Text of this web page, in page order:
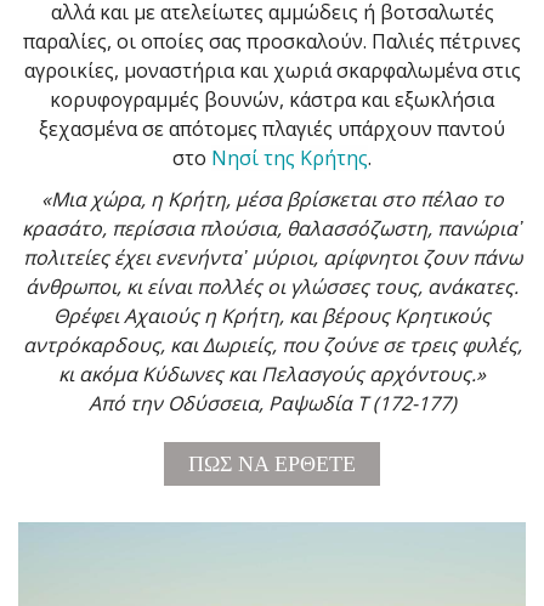
αλλά και με ατελείωτες αμμώδεις ή βοτσαλωτές
παραλίες, οι οποίες σας προσκαλούν. Παλιές πέτρινες
αγροικίες, μοναστήρια και χωριά σκαρφαλωμένα στις
κορυφογραμμές βουνών, κάστρα και εξωκλήσια
ξεχασμένα σε απότομες πλαγιές υπάρχουν παντού
στο Νησί της Κρήτης.
«Μια χώρα, η Κρήτη, μέσα βρίσκεται στο πέλαο το
κρασάτο, περίσσια πλούσια, θαλασσόζωστη, πανώρια᾿
πολιτείες έχει ενενήντα᾿ μύριοι, αρίφνητοι ζουν πάνω
άνθρωποι, κι είναι πολλές οι γλώσσες τους, ανάκατες.
Θρέφει Αχαιούς η Κρήτη, και βέρους Κρητικούς
αντρόκαρδους, και Δωριείς, που ζούνε σε τρεις φυλές,
κι ακόμα Κύδωνες και Πελασγούς αρχόντους.»
Από την Οδύσσεια, Ραψωδία Τ (172-177)
ΠΩΣ ΝΑ ΕΡΘΕΤΕ